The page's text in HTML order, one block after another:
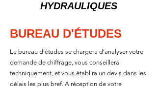
HYDRAULIQUES
BUREAU D'ÉTUDES
Le bureau d'études se chargera d'analyser votre
demande de chiffrage, vous conseillera
techniquement, et vous établira un devis dans les
délais les plus bref. A réception de votre